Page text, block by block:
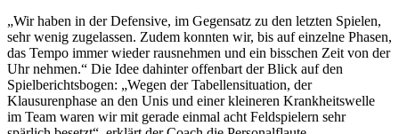
„Wir haben in der Defensive, im Gegensatz zu den letzten Spielen,
sehr wenig zugelassen. Zudem konnten wir, bis auf einzelne Phasen,
das Tempo immer wieder rausnehmen und ein bisschen Zeit von der
Uhr nehmen.“ Die Idee dahinter offenbart der Blick auf den
Spielberichtsbogen: „Wegen der Tabellensituation, der
Klausurenphase an den Unis und einer kleineren Krankheitswelle
im Team waren wir mit gerade einmal acht Feldspielern sehr